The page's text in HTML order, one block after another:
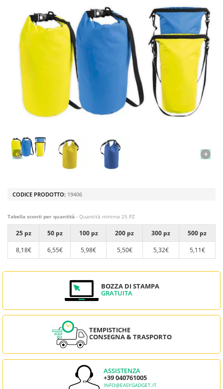
CODICE PRODOTTO: 19406
Tabella sconti per quantità - Quantità minima 25 PZ
25 pz 50 pz 100 pz 200 pz 300 pz
500 pz
8,18€
6,55€ 5,98€ 5,50€ 5,32€ 5,11€
BOZZA DI STAMPA
GRATUITA
TEMPISTICHE
CONSEGNA & TRASPORTO
ASSISTENZA
+39 040761005
INFO@EASYGADGET.IT